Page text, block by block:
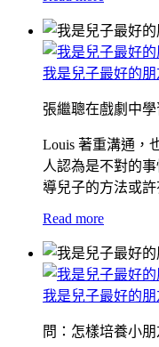
我是兒子最好的朋
張繼聰在戲劇中
Louis 著重溝通，
人認為是不對的
導兒子的方法或許
Read more
我是兒子最好的朋
問：怎樣培養小